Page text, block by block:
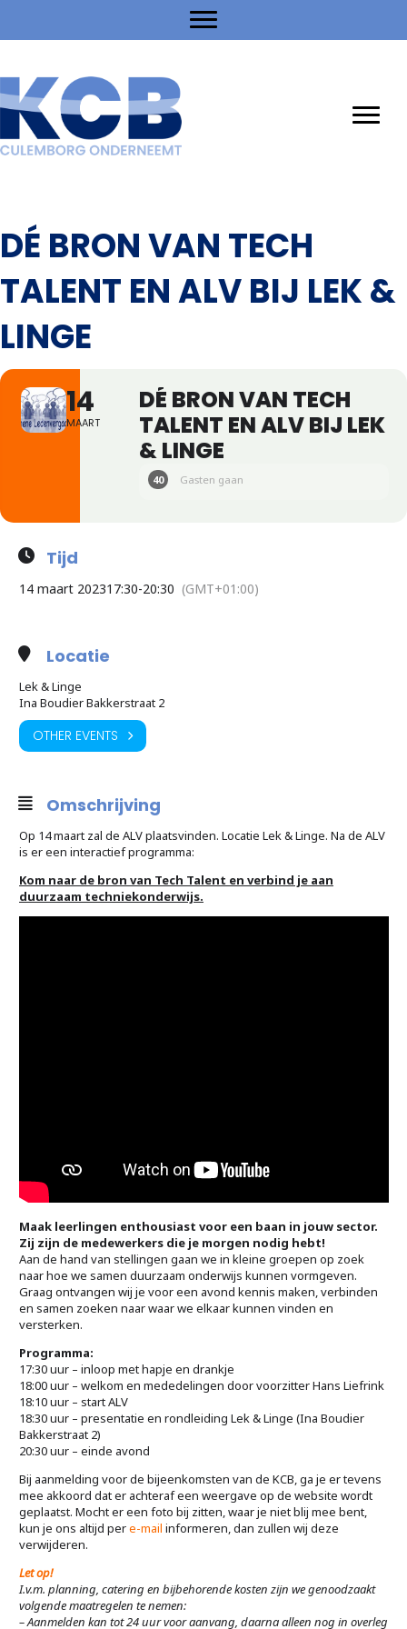
DÉ BRON VAN TECH
TALENT EN ALV BIJ LEK &
LINGE
14
MAART
DÉ BRON VAN TECH
TALENT EN ALV BIJ LEK
& LINGE
40 Gasten gaan
Tijd
14 maart 202317:30-20:30 (GMT+01:00)
Locatie
Lek & Linge
Ina Boudier Bakkerstraat 2
OTHER EVENTS
Omschrijving
Op 14 maart zal de ALV plaatsvinden. Locatie Lek & Linge. Na de ALV
is er een interactief programma:
Kom naar de bron van Tech Talent en verbind je aan
duurzaam techniekonderwijs.
Maak leerlingen enthousiast voor een baan in jouw sector.
Zij zijn de medewerkers die je morgen nodig hebt!
Aan de hand van stellingen gaan we in kleine groepen op zoek
naar hoe we samen duurzaam onderwijs kunnen vormgeven.
Graag ontvangen wij je voor een avond kennis maken, verbinden
en samen zoeken naar waar we elkaar kunnen vinden en
versterken.
Programma:
17:30 uur – inloop met hapje en drankje
18:00 uur – welkom en mededelingen door voorzitter Hans Liefrink
18:10 uur – start ALV
18:30 uur – presentatie en rondleiding Lek & Linge (Ina Boudier
Bakkerstraat 2)
20:30 uur – einde avond
Bij aanmelding voor de bijeenkomsten van de KCB, ga je er tevens
mee akkoord dat er achteraf een weergave op de website wordt
geplaatst. Mocht er een foto bij zitten, waar je niet blij mee bent,
kun je ons altijd pere-mail informeren, dan zullen wij deze
verwijderen.
Let op!
I.v.m. planning, catering en bijbehorende kosten zijn we genoodzaakt
volgende maatregelen te nemen:
– Aanmelden kan tot 24 uur voor aanvang, daarna alleen nog in overleg